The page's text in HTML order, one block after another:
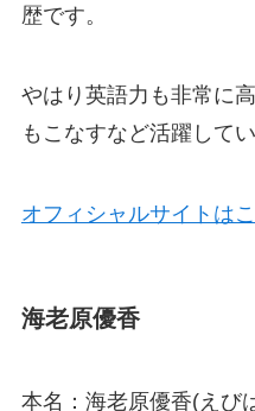
歴です。
やはり英語力も非常に
もこなすなど活躍してい
オフィシャルサイトは
海老原優香
本名：海老原優香(えび